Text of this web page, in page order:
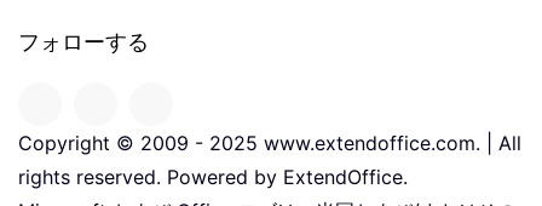
フォローする
Copyright © 2009 - 2025 www.extendoffice.com. | All
rights reserved. Powered by ExtendOffice.